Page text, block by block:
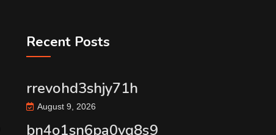
Recent Posts
rrevohd3shjy71h
August 9, 2026
bn4o1sn6pa0vq8s9